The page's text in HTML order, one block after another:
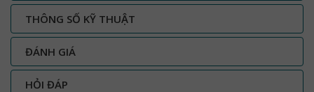
THÔNG SỐ KỸ THUẬT
ĐÁNH GIÁ
HỎI ĐÁP